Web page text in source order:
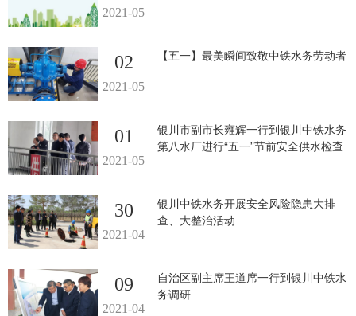
2021-05
02
2021-05
【五一】最美瞬间致敬中铁水务劳动者
01
2021-05
银川市副市长雍辉一行到银川中铁水务
第八水厂进行“五一”节前安全供水检查
30
2021-04
银川中铁水务开展安全风险隐患大排
查、大整治活动
09
2021-04
自治区副主席王道席一行到银川中铁水
务调研